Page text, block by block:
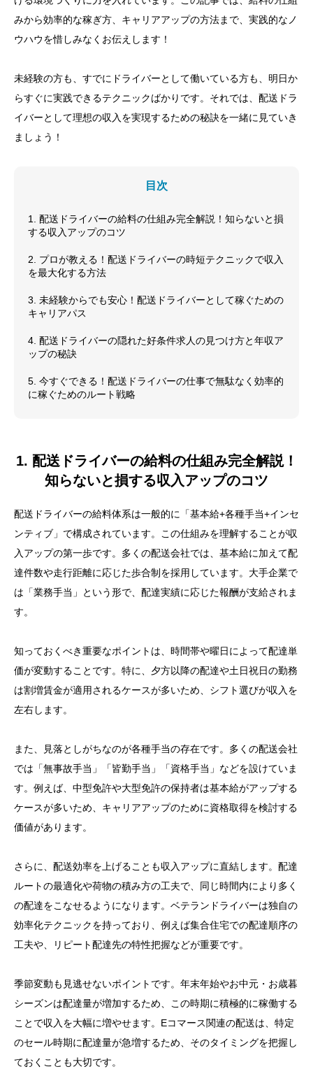
みから効率的な稼ぎ方、キャリアアップの方法まで、実践的なノ
ウハウを惜しみなくお伝えします！
未経験の方も、すでにドライバーとして働いている方も、明日か
らすぐに実践できるテクニックばかりです。それでは、配送ドラ
イバーとして理想の収入を実現するための秘訣を一緒に見ていき
ましょう！
目次
1. 配送ドライバーの給料の仕組み完全解説！知らないと損
する収入アップのコツ
2. プロが教える！配送ドライバーの時短テクニックで収入
を最大化する方法
3. 未経験からでも安心！配送ドライバーとして稼ぐための
キャリアパス
4. 配送ドライバーの隠れた好条件求人の見つけ方と年収ア
ップの秘訣
5. 今すぐできる！配送ドライバーの仕事で無駄なく効率的
に稼ぐためのルート戦略
1. 配送ドライバーの給料の仕組み完全解説！
知らないと損する収入アップのコツ
配送ドライバーの給料体系は一般的に「基本給+各種手当+インセ
ンティブ」で構成されています。この仕組みを理解することが収
入アップの第一歩です。多くの配送会社では、基本給に加えて配
達件数や走行距離に応じた歩合制を採用しています。大手企業で
は「業務手当」という形で、配達実績に応じた報酬が支給されま
す。
知っておくべき重要なポイントは、時間帯や曜日によって配達単
価が変動することです。特に、夕方以降の配達や土日祝日の勤務
は割増賃金が適用されるケースが多いため、シフト選びが収入を
左右します。
また、見落としがちなのが各種手当の存在です。多くの配送会社
では「無事故手当」「皆勤手当」「資格手当」などを設けていま
す。例えば、中型免許や大型免許の保持者は基本給がアップする
ケースが多いため、キャリアアップのために資格取得を検討する
価値があります。
さらに、配送効率を上げることも収入アップに直結します。配達
ルートの最適化や荷物の積み方の工夫で、同じ時間内により多く
の配達をこなせるようになります。ベテランドライバーは独自の
効率化テクニックを持っており、例えば集合住宅での配達順序の
工夫や、リピート配達先の特性把握などが重要です。
季節変動も見逃せないポイントです。年末年始やお中元・お歳暮
シーズンは配達量が増加するため、この時期に積極的に稼働する
ことで収入を大幅に増やせます。Eコマース関連の配送は、特定
のセール時期に配達量が急増するため、そのタイミングを把握し
ておくことも大切です。